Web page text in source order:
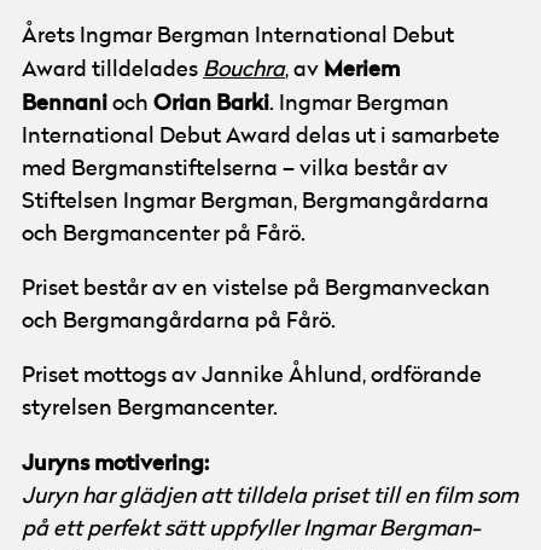
Årets Ingmar Bergman International Debut
Award tilldelades Bouchra, av Meriem
Bennani och Orian Barki. Ingmar Bergman
International Debut Award delas ut i samarbete
med Bergmanstiftelserna – vilka består av
Stiftelsen Ingmar Bergman, Bergmangårdarna
och Bergmancenter på Fårö.
Priset består av en vistelse på Bergmanveckan
och Bergmangårdarna på Fårö.
Priset mottogs av Jannike Åhlund, ordförande
styrelsen Bergmancenter.
Juryns motivering:
Juryn har glädjen att tilldela priset till en film som
på ett perfekt sätt uppfyller Ingmar Bergman-